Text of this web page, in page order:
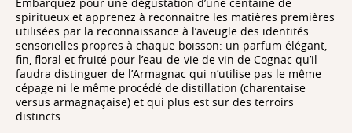
Embarquez pour une dégustation d’une centaine de
spiritueux et apprenez à reconnaitre les matières premières
utilisées par la reconnaissance à l’aveugle des identités
sensorielles propres à chaque boisson: un parfum élégant,
fin, floral et fruité pour l’eau-de-vie de vin de Cognac qu’il
faudra distinguer de l’Armagnac qui n’utilise pas le même
cépage ni le même procédé de distillation (charentaise
versus armagnaçaise) et qui plus est sur des terroirs
distincts.